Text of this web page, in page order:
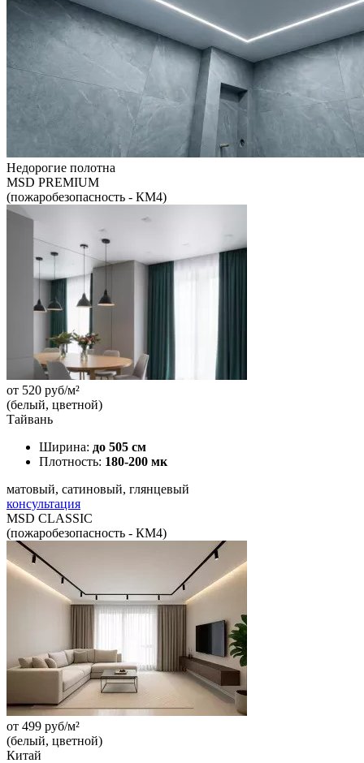
Недорогие полотна
MSD PREMIUM
(пожаробезопасность - КМ4)
от 520 руб/м²
(белый, цветной)
Тайвань
Ширина: до 505 см
Плотность: 180-200 мк
матовый, сатиновый, глянцевый
консультация
MSD CLASSIC
(пожаробезопасность - КМ4)
от 499 руб/м²
(белый, цветной)
Китай